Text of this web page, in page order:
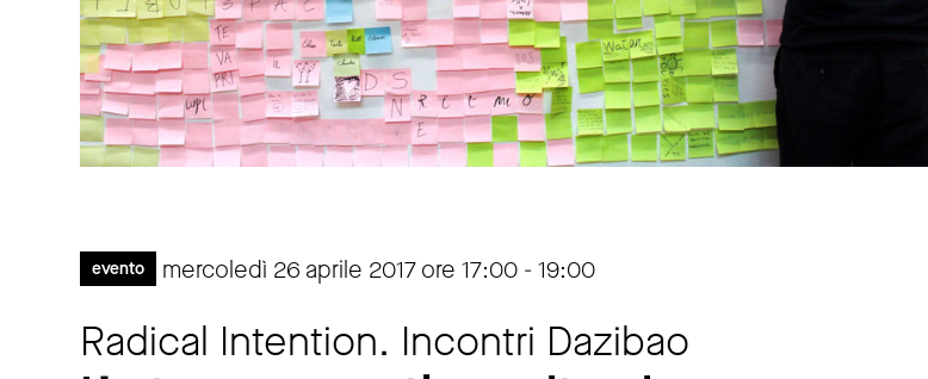
evento mercoledì 26 aprile 2017 ore 17:00 - 19:00
Radical Intention. Incontri Dazibao